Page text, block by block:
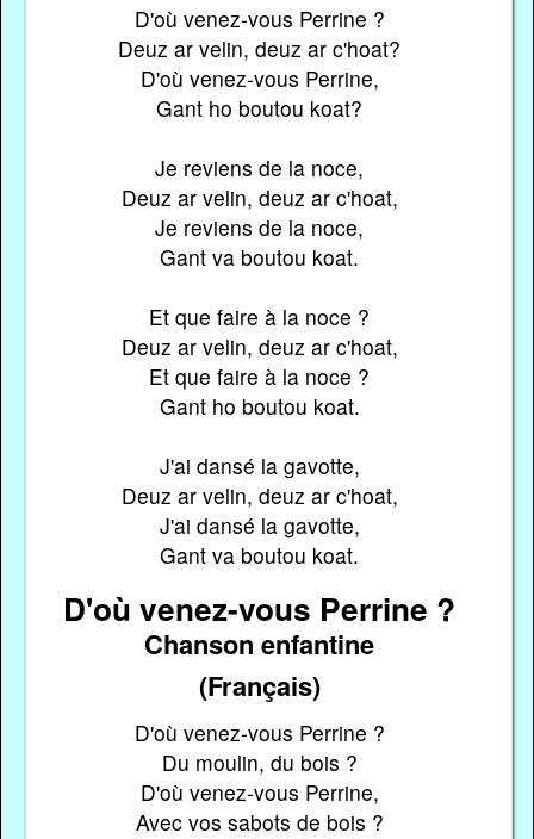
D'où venez-vous Perrine ?
Deuz ar velin, deuz ar c'hoat?
D'où venez-vous Perrine,
Gant ho boutou koat?
Je reviens de la noce,
Deuz ar velin, deuz ar c'hoat,
Je reviens de la noce,
Gant va boutou koat.
Et que faire à la noce ?
Deuz ar velin, deuz ar c'hoat,
Et que faire à la noce ?
Gant ho boutou koat.
J'ai dansé la gavotte,
Deuz ar velin, deuz ar c'hoat,
J'ai dansé la gavotte,
Gant va boutou koat.
D'où venez-vous Perrine ?
Chanson enfantine
(Français)
D'où venez-vous Perrine ?
Du moulin, du bois ?
D'où venez-vous Perrine,
Avec vos sabots de bois ?